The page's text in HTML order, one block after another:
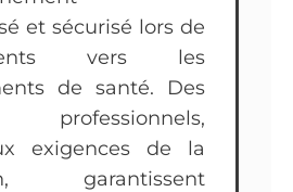
et sécurisé lors de
vers les
de santé. Des
professionnels,
exigences de la
garantissent